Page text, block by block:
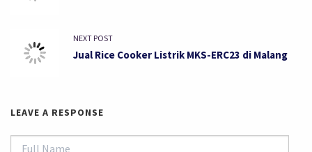
NEXT POST
Jual Rice Cooker Listrik MKS-ERC23 di Malang
LEAVE A RESPONSE